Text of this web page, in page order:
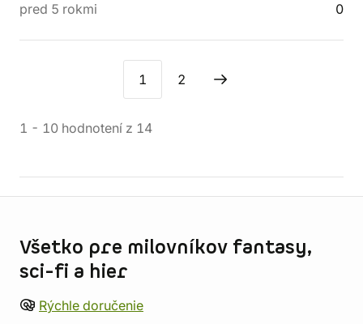
pred 5 rokmi 0
1 2
1 - 10 hodnotení z 14
Všetko pre milovníkov fantasy,
sci-fi a hier
Rýchle doručenie